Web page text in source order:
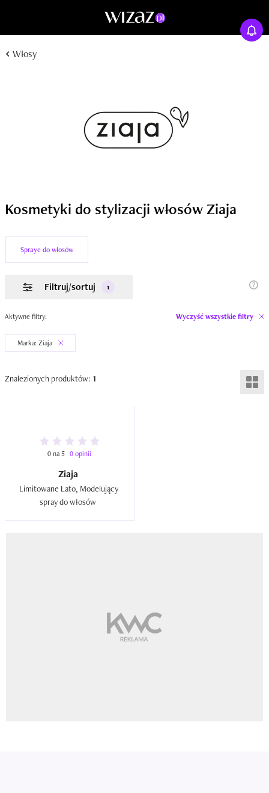
Włosy
Kosmetyki do stylizacji włosów Ziaja
Spraye do włosów
Filtruj/sortuj 1
Aktywne filtry: Wyczyść wszystkie filtry
Marka: Ziaja
Znalezionych produktów: 1
0 na 5 0 opinii
Ziaja
Limitowane Lato, Modelujący